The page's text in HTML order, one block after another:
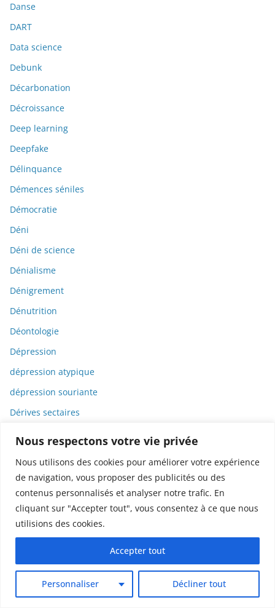
Nous respectons votre vie privée
Nous utilisons des cookies pour améliorer votre expérience
de navigation, vous proposer des publicités ou des
contenus personnalisés et analyser notre trafic. En
cliquant sur "Accepter tout", vous consentez à ce que nous
utilisions des cookies.
Personnaliser Décliner tout
Accepter tout
Danse
DART
Data science
Debunk
Décarbonation
Décroissance
Deep learning
Deepfake
Délinquance
Démences séniles
Démocratie
Déni
Déni de science
Dénialisme
Dénigrement
Dénutrition
Déontologie
Dépression
dépression atypique
dépression souriante
Dérives sectaires
Dessin
Dessins animés
Déterminisme
Dette immunitaire
Deux-roues